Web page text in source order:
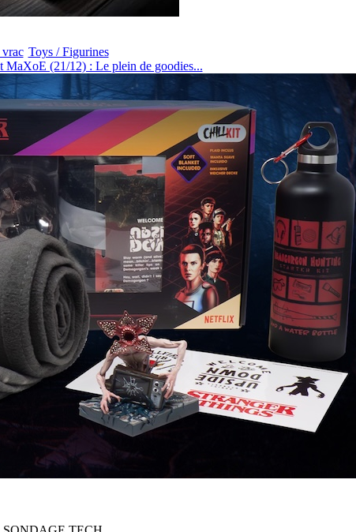
Toys / Figurines
MaXoE (21/12) : Le plein de goodies...